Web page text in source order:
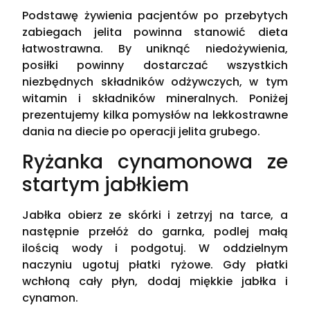
Podstawę żywienia pacjentów po przebytych
zabiegach jelita powinna stanowić dieta
łatwostrawna. By uniknąć niedożywienia,
posiłki powinny dostarczać wszystkich
niezbędnych składników odżywczych, w tym
witamin i składników mineralnych. Poniżej
prezentujemy kilka pomysłów na lekkostrawne
dania na diecie po operacji jelita grubego.
Ryżanka cynamonowa ze
startym jabłkiem
Jabłka obierz ze skórki i zetrzyj na tarce, a
następnie przełóż do garnka, podlej małą
ilością wody i podgotuj. W oddzielnym
naczyniu ugotuj płatki ryżowe. Gdy płatki
wchłoną cały płyn, dodaj miękkie jabłka i
cynamon.